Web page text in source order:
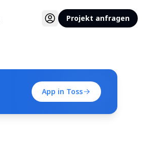
Projekt anfragen
App in Toss